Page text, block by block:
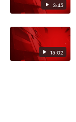
3:45
15:02